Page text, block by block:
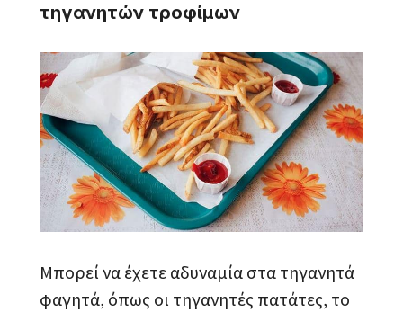
τηγανητών τροφίμων
Μπορεί να έχετε αδυναμία στα τηγανητά
φαγητά, όπως οι τηγανητές πατάτες, το